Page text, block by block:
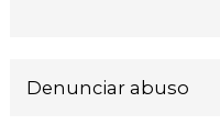
Denunciar abuso